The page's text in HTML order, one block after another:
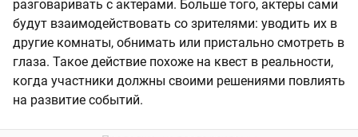
разговаривать с актерами. Больше того, актеры сами
будут взаимодействовать со зрителями: уводить их в
другие комнаты, обнимать или пристально смотреть в
глаза. Такое действие похоже на квест в реальности,
когда участники должны своими решениями повлиять
на развитие событий.